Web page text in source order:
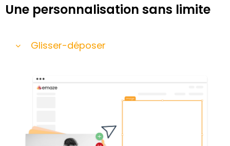
Une personnalisation sans limite
Glisser-déposer